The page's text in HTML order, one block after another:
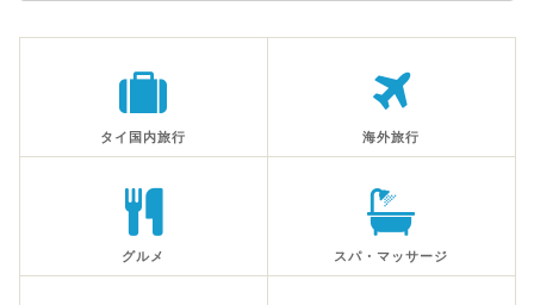
タイ国内旅行 海外旅行
グルメ スパ・マッサージ